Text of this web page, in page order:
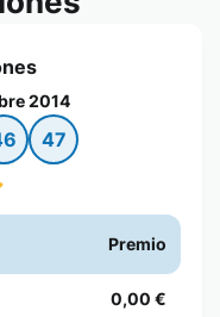
2014
47
Premio
0,00 €